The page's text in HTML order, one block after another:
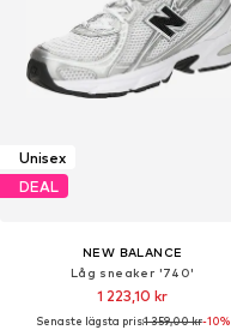
Unisex
DEAL
NEW BALANCE
Låg sneaker '740'
1 223,10 kr
Senaste lägsta pris:1 359,00 kr-10%